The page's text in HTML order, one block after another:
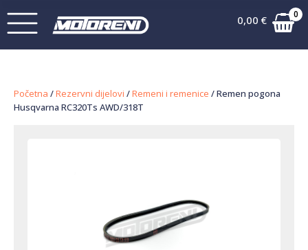
0,00 € 0
Početna /Rezervni dijelovi /Remeni i remenice / Remen pogona
Husqvarna RC320Ts AWD/318T